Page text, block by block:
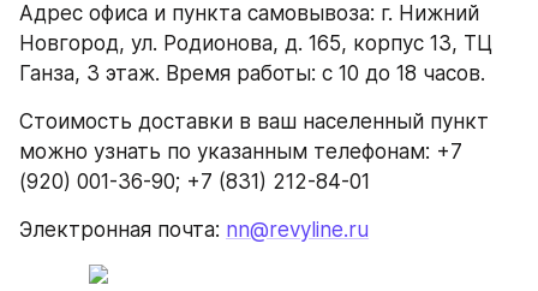
Адрес офиса и пункта самовывоза: г. Нижний
Новгород, ул. Родионова, д. 165, корпус 13, ТЦ
Ганза, 3 этаж. Время работы: с 10 до 18 часов.
Стоимость доставки в ваш населенный пункт
можно узнать по указанным телефонам: +7
(920) 001-36-90; +7 (831) 212-84-01
Электронная почта: nn@revyline.ru